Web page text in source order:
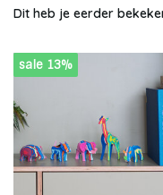
Dit heb je eerder
sale 13%